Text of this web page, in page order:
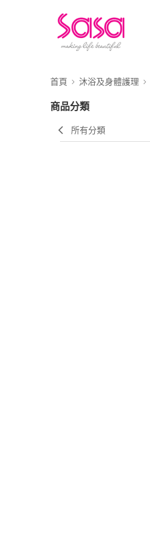
首頁 沐浴及身體護理
商品分類
所有分類